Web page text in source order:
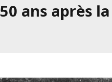
50 ans après